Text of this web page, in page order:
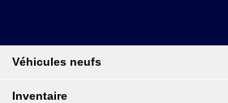
Véhicules neufs
Inventaire